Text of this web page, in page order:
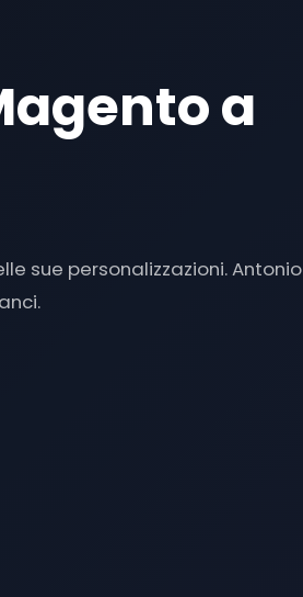
a
sue personalizzazioni. Antonio